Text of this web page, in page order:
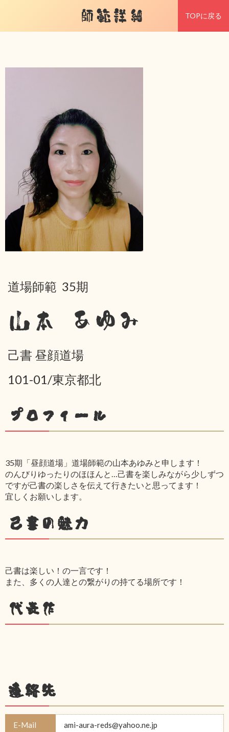
師範詳細 TOPに戻る
道場師範 35期
山本 あゆみ
己書 昼顔道場
101-01/東京都北
プロフィール
35期「昼顔道場」道場師範の山本あゆみと申します！
のんびりゆったりのほほんと…己書を楽しみながら少しずつ
ですが己書の楽しさを伝えて行きたいと思ってます！
宜しくお願いします。
己書の魅力
己書は楽しい！の一言です！
また、多くの人達との繋がりの持てる場所です！
代表作
連絡先
E-Mail ami-aura-reds@yahoo.ne.jp